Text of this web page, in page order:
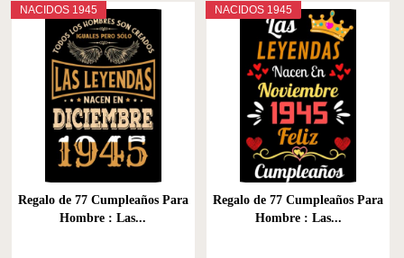
NACIDOS 1945
Regalo de 77 Cumpleaños Para
Hombre : Las...
NACIDOS 1945
Regalo de 77 Cumpleaños Para
Hombre : Las...